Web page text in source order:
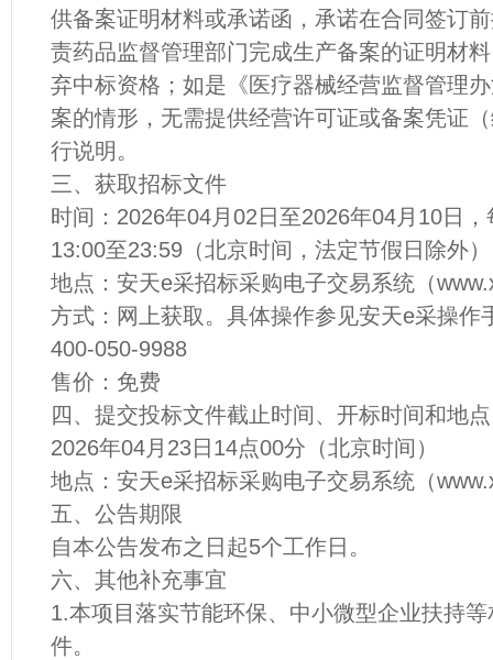
供备案证明材料或承诺函，承诺在合同签订
责药品监督管理部门完成生产备案的证明材
弃中标资格；如是《医疗器械经营监督管理
案的情形，无需提供经营许可证或备案凭证
行说明。
三、获取招标文件
时间：2026年04月02日至2026年04月10日
13:00至23:59（北京时间，法定节假日除外）
地点：安天e采招标采购电子交易系统（
方式：网上获取。具体操作参见安天e采操作
400-050-9988
售价：免费
四、提交投标文件截止时间、开标时间和地点
2026年04月23日14点00分（北京时间）
地点：安天e采招标采购电子交易系统（
五、公告期限
自本公告发布之日起5个工作日。
六、其他补充事宜
1.本项目落实节能环保、中小微型企业扶持
件。